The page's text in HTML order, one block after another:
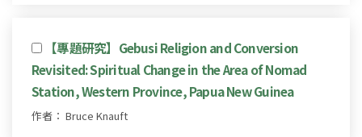
【專題研究】Gebusi Religion and Conversion
Revisited: Spiritual Change in the Area of Nomad
Station, Western Province, Papua New Guinea
作者： Bruce Knauft